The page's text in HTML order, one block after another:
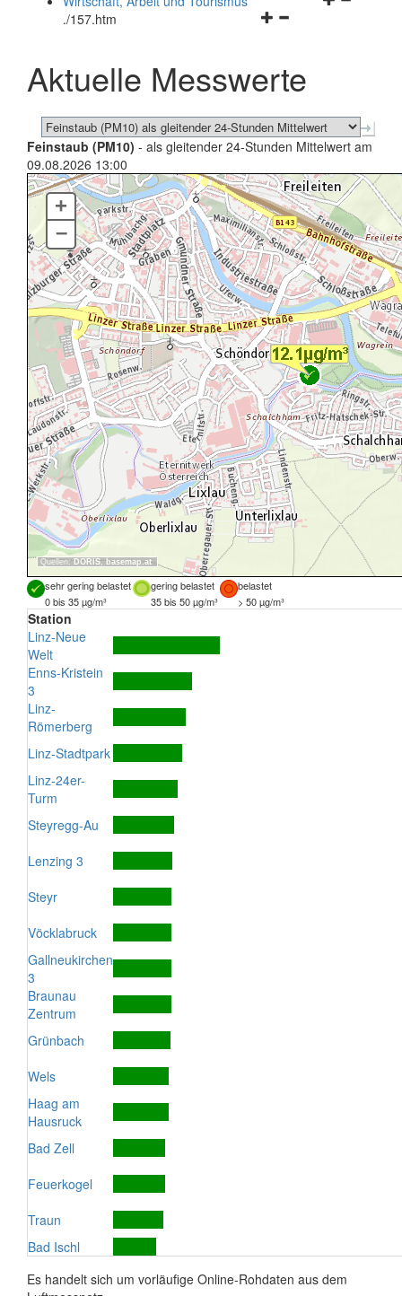
Navigationsmenü
schließen
./157.htm
Aktuelle Messwerte
Feinstaub (PM10) - als gleitender 24-Stunden Mittelwert am
09.08.2026 13:00
Quellen: DORIS, basemap.at
+
–
sehr gering belastet gering belastet
belastet
0 bis 35 µg/m³
35 bis 50 µg/m³ > 50 µg/m³
Station
Linz-Neue
Welt
Enns-Kristein
3
Linz-
Römerberg
Linz-Stadtpark
Linz-24er-
Turm
Steyregg-Au
Lenzing 3
Steyr
Vöcklabruck
Gallneukirchen
3
Braunau
Zentrum
Grünbach
Wels
Haag am
Hausruck
Bad Zell
Feuerkogel
Traun
Bad Ischl
Es handelt sich um vorläufige Online-Rohdaten aus dem